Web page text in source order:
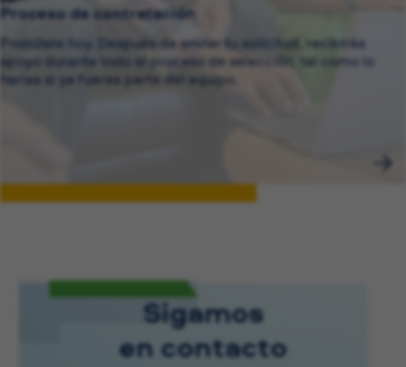
Proceso de contratación
Postúlate hoy. Después de enviar tu solicitud, recibirás
apoyo durante todo el proceso de selección, tal como lo
harías si ya fueras parte del equipo.
Sigamos
en contacto